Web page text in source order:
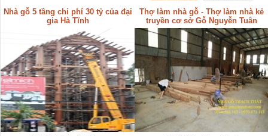
Nhà gỗ 5 tầng chi phí 30 tỷ của đại
gia Hà Tĩnh
Thợ làm nhà gỗ - Thợ làm nhà kẻ
truyền cơ sở Gỗ Nguyễn Tuân